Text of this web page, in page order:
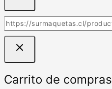
Carrito de compras